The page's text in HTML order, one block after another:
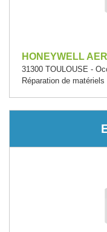
HONEYWELL
31300 TOULOUSE -
Réparation de